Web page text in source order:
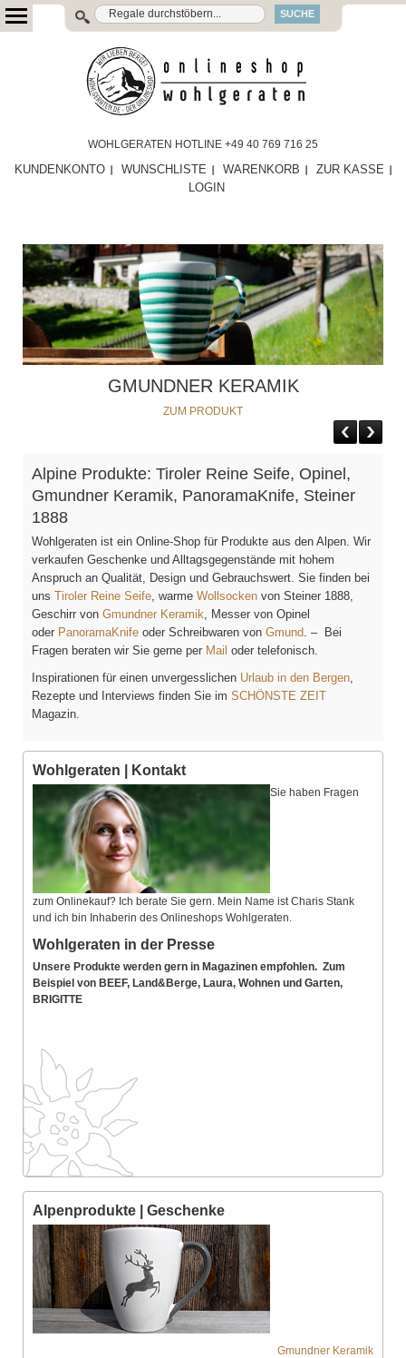
SUCHE
WOHLGERATEN HOTLINE +49 40 769 716 25
KUNDENKONTO WUNSCHLISTE WARENKORB
ZUR KASSE
LOGIN
GMUNDNER KERAMIK
ZUM PRODUKT
Alpine Produkte: Tiroler Reine Seife, Opinel,
Gmundner Keramik, PanoramaKnife, Steiner
1888
Wohlgeraten ist ein Online-Shop für Produkte aus den Alpen. Wir
verkaufen Geschenke und Alltagsgegenstände mit hohem
Anspruch an Qualität, Design und Gebrauchswert. Sie finden bei
uns Tiroler Reine Seife , warme Wollsocken von Steiner 1888,
Geschirr von Gmundner Keramik , Messer von Opinel
oder PanoramaKnife oder Schreibwaren von Gmund . – Bei
Fragen beraten wir Sie gerne per Mail oder telefonisch.
Inspirationen für einen unvergesslichen Urlaub in den Bergen
Rezepte und Interviews finden Sie im SCHÖNSTE ZEIT
Magazin.
Wohlgeraten | Kontakt
Sie haben Fragen
zum Onlinekauf? Ich berate Sie gern. Mein Name ist Charis Stank
und ich bin Inhaberin des Onlineshops Wohlgeraten.
Wohlgeraten in der Presse
Unsere Produkte werden gern in Magazinen empfohlen. Zum
Beispiel von BEEF, Land&Berge, Laura, Wohnen und Garten,
BRIGITTE
Alpenprodukte | Geschenke
Gmundner Keramik